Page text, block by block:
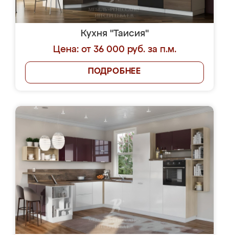
Кухня "Таисия"
Цена: от 36 000 руб. за п.м.
ПОДРОБНЕЕ